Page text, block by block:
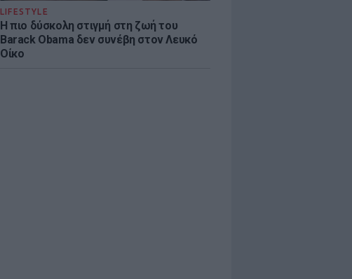
LIFESTYLE
Η πιο δύσκολη στιγμή στη ζωή του
Barack Obama δεν συνέβη στον Λευκό
Οίκο